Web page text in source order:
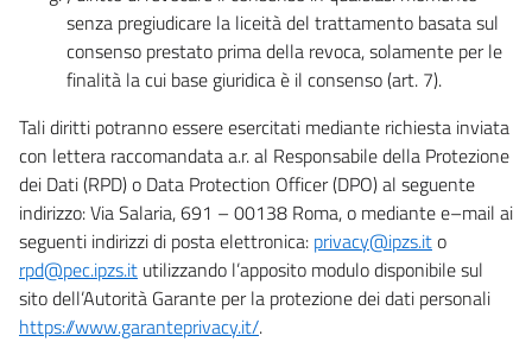
senza pregiudicare la liceità del trattamento basata sul
consenso prestato prima della revoca, solamente per le
finalità la cui base giuridica è il consenso (art. 7).
Tali diritti potranno essere esercitati mediante richiesta inviata
con lettera raccomandata a.r. al Responsabile della Protezione
dei Dati (RPD) o Data Protection Officer (DPO) al seguente
indirizzo: Via Salaria, 691 – 00138 Roma, o mediante e–mail ai
seguenti indirizzi di posta elettronica: privacy@ipzs.ito
rpd@pec.ipzs.it utilizzando l’apposito modulo disponibile sul
sito dell’Autorità Garante per la protezione dei dati personali
https://www.garanteprivacy.it/.